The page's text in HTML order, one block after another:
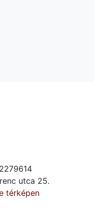
utca 25.
térképen